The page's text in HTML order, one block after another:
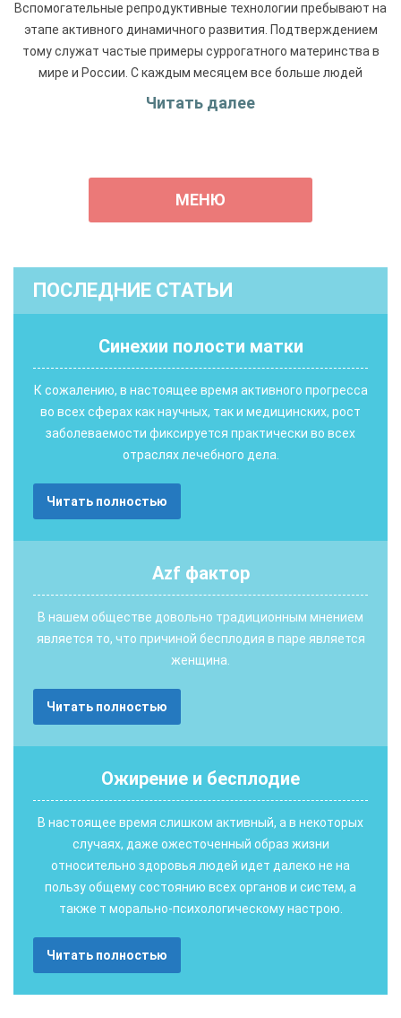
Вспомогательные репродуктивные технологии пребывают на
этапе активного динамичного развития. Подтверждением
тому служат частые примеры суррогатного материнства в
мире и России. С каждым месяцем все больше людей
обращаются за помощью в репродуктивные центры. В
среднем за 1 год в РФ рождается примерно 300-400
Читать далее
МЕНЮ
ПОСЛЕДНИЕ СТАТЬИ
Синехии полости матки
К сожалению, в настоящее время активного прогресса
во всех сферах как научных, так и медицинских, рост
заболеваемости фиксируется практически во всех
отраслях лечебного дела.
Читать полностью
Аzf фактор
В нашем обществе довольно традиционным мнением
является то, что причиной бесплодия в паре является
женщина.
Читать полностью
Ожирение и бесплодие
В настоящее время слишком активный, а в некоторых
случаях, даже ожесточенный образ жизни
относительно здоровья людей идет далеко не на
пользу общему состоянию всех органов и систем, а
также т морально-психологическому настрою.
Читать полностью